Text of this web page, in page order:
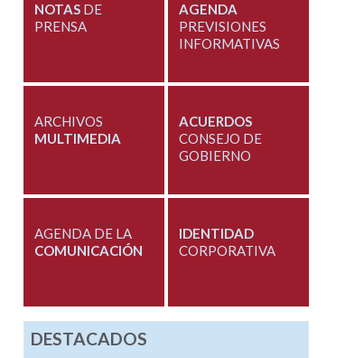
NOTASDE
PRENSA
AGENDA
PREVISIONES
INFORMATIVAS
ARCHIVOS
MULTIMEDIA
ACUERDOS
CONSEJO DE
GOBIERNO
AGENDA DE LA
COMUNICACIÓN
IDENTIDAD
CORPORATIVA
DESTACADOS